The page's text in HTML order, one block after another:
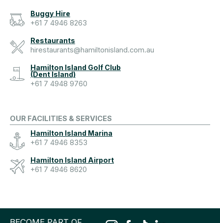
Buggy Hire
+61 7 4946 8263
Restaurants
hirestaurants@hamiltonisland.com.au
Hamilton Island Golf Club
(Dent Island)
+61 7 4948 9760
OUR FACILITIES & SERVICES
Hamilton Island Marina
+61 7 4946 8353
Hamilton Island Airport
+61 7 4946 8620